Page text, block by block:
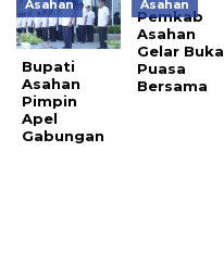
Asahan
Bupati
Asahan
Pimpin
Apel
Gabungan
Asahan
Pemkab
Asahan
Gelar Buka
Puasa
Bersama